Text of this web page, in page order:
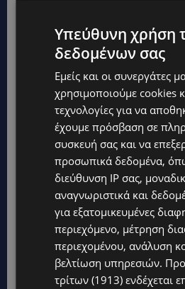
Υπεύθυνη χρήση
δεδομένων σας
Εμείς και οι συνεργάτες
χρησιμοποιούμε cookies
τεχνολογίες για να
έχουμε πρόσβαση σε
συσκευή σας και να
προσωπικά δεδομένα,
διεύθυνση IP σας,
αναγνωριστικά και
για εξατομικευμένες
περιεχόμενο, μέτρηση
περιεχομένου, ανάλυση
βελτίωση υπηρεσιών.
τρίτων (1913) ενδέχεται